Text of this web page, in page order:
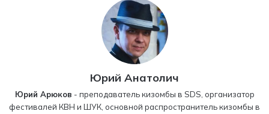
Юрий Анатолич
Юрий Арюков - преподаватель кизомбы в SDS, организатор
фестивалей КВН и ШУК, основной распространитель кизомбы в